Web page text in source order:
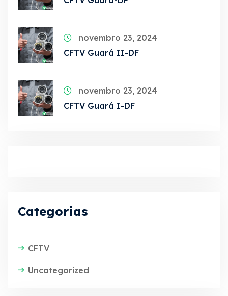
novembro 23, 2024
CFTV Guará II-DF
novembro 23, 2024
CFTV Guará I-DF
Categorias
CFTV
Uncategorized